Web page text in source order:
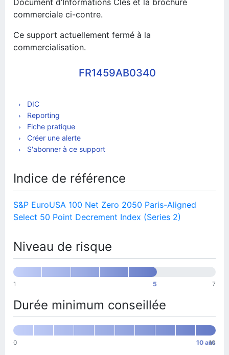
Document d’Informations Clés et la brochure
commerciale ci-contre.
Ce support actuellement fermé à la
commercialisation.
FR1459AB0340
DIC
Reporting
Fiche pratique
Créer une alerte
S'abonner à ce support
Indice de référence
S&P EuroUSA 100 Net Zero 2050 Paris-Aligned
Select 50 Point Decrement Index (Series 2)
Niveau de risque
1 5 7
Durée minimum conseillée
0 10 ans
10